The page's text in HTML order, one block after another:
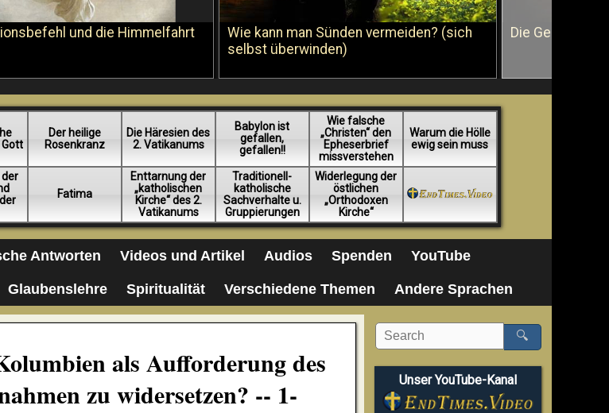
und die Himmelfahrt
Wie kann man Sünden vermeiden? (sich
selbst überwinden)
Die Geißelung
Der heilige
Rosenkranz
Die Häresien des
2. Vatikanums
Babylon ist
gefallen,
gefallen!!
Wie falsche
„Christen“ den
Epheserbrief
missverstehen
Warum die Hölle
ewig sein muss
Fatima
Enttarnung der
„katholischen
Kirche“ des 2.
Vatikanums
Traditionell-
katholische
Sachverhalte u.
Gruppierungen
Widerlegung der
östlichen
„Orthodoxen
Kirche“
Antworten Videos und Artikel Audios Spenden YouTube
Glaubenslehre Spiritualität Verschiedene Themen Andere Sprachen
als Aufforderung des
zu widersetzen? -- 1-
🔍
Unser YouTube-Kanal